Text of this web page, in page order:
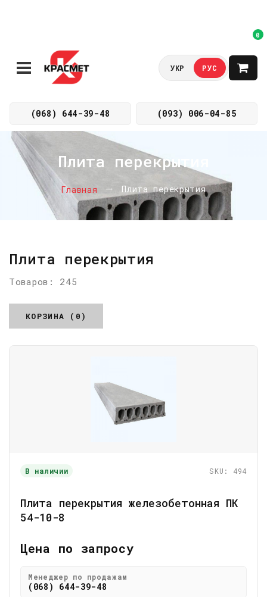
(068) 644-39-48 (093) 006-04-85
УКР РУС
0
Плита перекрытия
Главная Плита перекрытия
Плита перекрытия
Товаров: 245
КОРЗИНА (0)
В наличии SKU: 494
Плита перекрытия железобетонная ПК
54-10-8
Цена по запросу
Менеджер по продажам
(068) 644-39-48